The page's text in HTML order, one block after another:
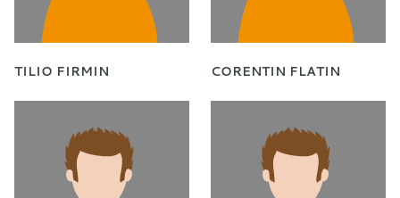
TILIO FIRMIN CORENTIN FLATIN